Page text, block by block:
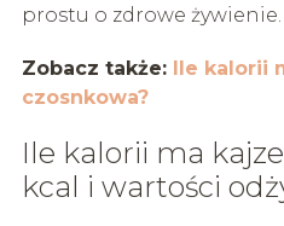
prostu o zdrowe żywienie.
Zobacz także:Ile kalorii
czosnkowa?
Ile kalorii ma
kcal i wartości